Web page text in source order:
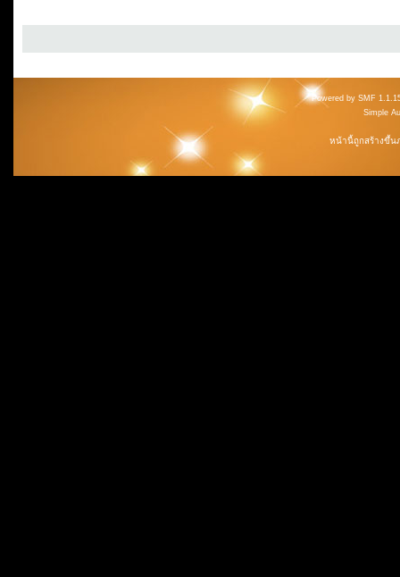
Powered by SMF
Simple
หน้านี้ถูกสร้างขึ้น